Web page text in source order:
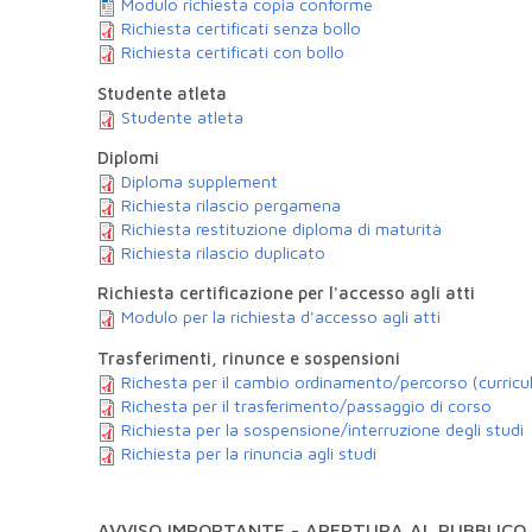
Modulo richiesta copia conforme
Richiesta certificati senza bollo
Richiesta certificati con bollo
Studente atleta
Studente atleta
Diplomi
Diploma supplement
Richiesta rilascio pergamena
Richiesta restituzione diploma di maturità
Richiesta rilascio duplicato
Richiesta certificazione per l'accesso agli atti
Modulo per la richiesta d'accesso agli atti
Trasferimenti, rinunce e sospensioni
Richesta per il cambio ordinamento/percorso
Richesta per il trasferimento/passaggio di corso
Richiesta per la sospensione/interruzione degli studi
Richiesta per la rinuncia agli studi